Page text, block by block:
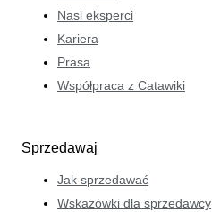
Nasi eksperci
Kariera
Prasa
Współpraca z Catawiki
Sprzedawaj
Jak sprzedawać
Wskazówki dla sprzedawcy